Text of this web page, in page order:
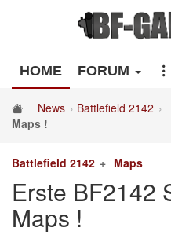
HOME FORUM
News Battlefield 2142
Maps !
Battlefield 2142 Maps
Erste BF2142
Maps !